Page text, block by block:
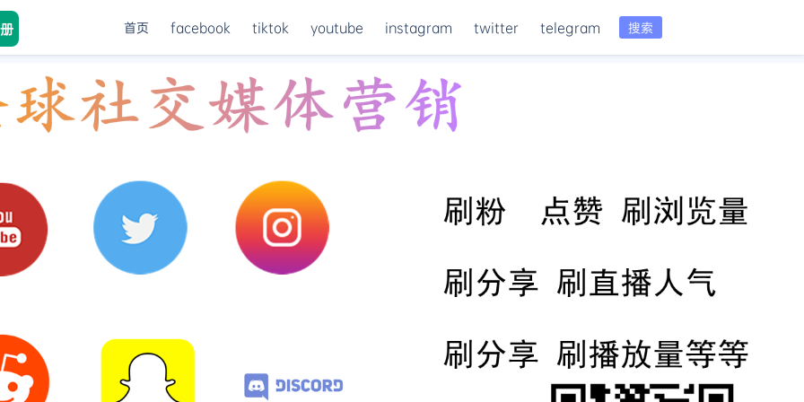
搜索
首页 facebook tiktok youtube instagram twitter telegram